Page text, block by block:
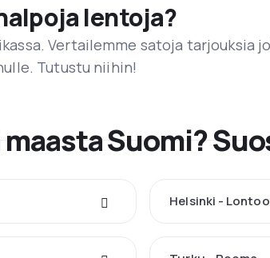
lentoja?
Vertailemme satoja tarjouksia
Tutustu niihin!
maasta Suomi?
Helsinki - Lontoo